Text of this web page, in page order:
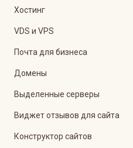
Хостинг
VDS и VPS
Почта для бизнеса
Домены
Выделенные серверы
Виджет отзывов для сайта
Конструктор сайтов